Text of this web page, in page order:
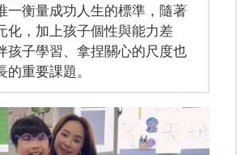
一衡量成功人生的標準，隨著
化，加上孩子個性與能力差
孩子學習、拿捏關心的尺度也
的重要課題。